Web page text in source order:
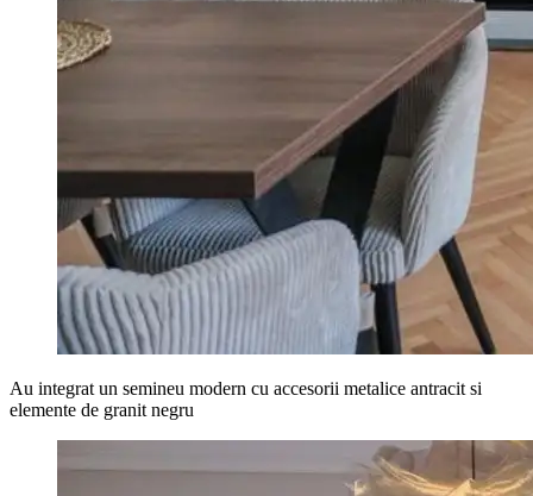
Au integrat un semineu modern cu accesorii metalice antracit si
elemente de granit negru